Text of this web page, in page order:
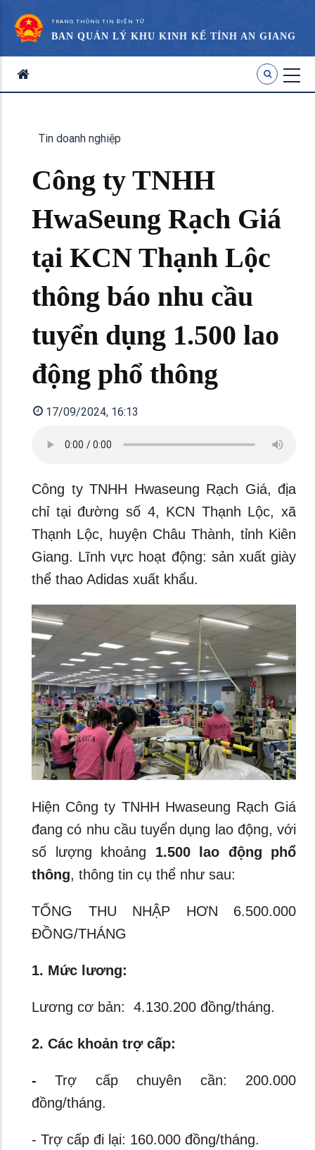
TRANG THÔNG TIN ĐIỆN TỬ
BAN QUẢN LÝ KHU KINH KẾ TỈNH AN GIANG
Tin doanh nghiệp
Công ty TNHH
HwaSeung Rạch Giá
tại KCN Thạnh Lộc
thông báo nhu cầu
tuyển dụng 1.500 lao
động phổ thông
17/09/2024, 16:13
Công ty TNHH Hwaseung Rạch Giá, địa
chỉ tại đường số 4, KCN Thạnh Lộc, xã
Thạnh Lộc, huyện Châu Thành, tỉnh Kiên
Giang. Lĩnh vực hoạt động: sản xuất giày
thể thao Adidas xuất khẩu.
Hiện Công ty TNHH Hwaseung Rạch Giá
đang có nhu cầu tuyển dụng lao động, với
số lượng khoảng 1.500 lao động phổ
thông, thông tin cụ thể như sau:
TỔNG THU NHẬP HƠN 6.500.000
ĐỒNG/THÁNG
1. Mức lương:
Lương cơ bản: 4.130.200 đồng/tháng.
2. Các khoản trợ cấp:
-Trợ cấp chuyên cần: 200.000
đồng/tháng.
- Trợ cấp đi lại: 160.000 đồng/tháng.